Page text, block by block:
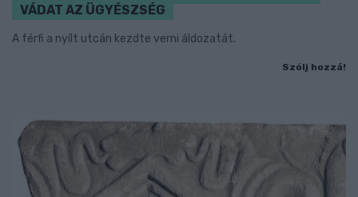
VÁDAT AZ ÜGYÉSZSÉG
A férfi a nyílt utcán kezdte verni áldozatát.
Szólj hozzá!